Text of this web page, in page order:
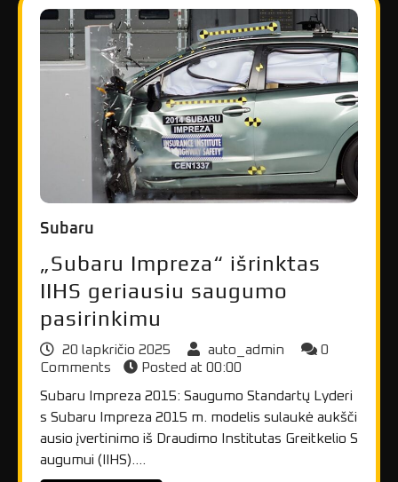
Subaru
„Subaru Impreza“ išrinktas
IIHS geriausiu saugumo
pasirinkimu
20 lapkričio 2025 auto_admin
0
Comments
Posted at 00:00
Subaru Impreza 2015: Saugumo Standartų Lyderi
s Subaru Impreza 2015 m. modelis sulaukė aukšči
ausio įvertinimo iš Draudimo Institutas Greitkelio S
augumui (IIHS).…